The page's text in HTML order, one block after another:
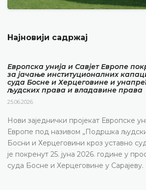
Најновији садржај
Европска унија и Савјет Европе
за јачање институционалних
суда Босне и Херцеговине и
људских права и владавине права
25.06.2026.
Нови заједнички пројекат Европске
Европе под називом „Подршка
Босни и Херцеговини кроз уставно
је покренут 25. јуна 2026. године у
суда Босне и Херцеговине у Сарајеву.